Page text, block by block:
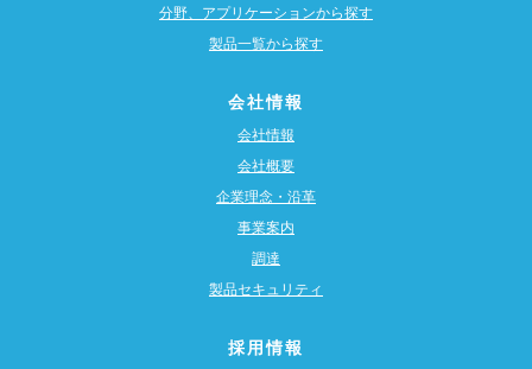
分野、アプリケーションから探す
製品一覧から探す
会社情報
会社情報
会社概要
企業理念・沿革
事業案内
調達
製品セキュリティ
採用情報